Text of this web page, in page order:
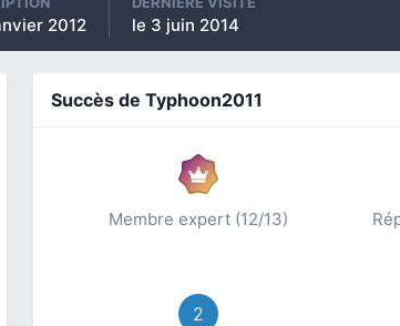
2012 le 3 juin 2014
Succès de Typhoon2011
Membre expert (12/13)
2